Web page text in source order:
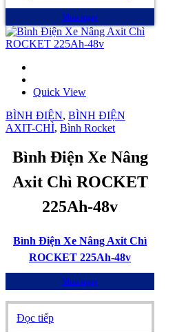
Mua ngay
Quick View
BÌNH ĐIỆN, BÌNH ĐIỆN
AXIT-CHÌ, Bình Rocket
Bình Điện Xe Nâng
Axit Chì ROCKET
225Ah-48v
Bình Điện Xe Nâng Axit Chì
ROCKET 225Ah-48v
Mua ngay
Đọc tiếp